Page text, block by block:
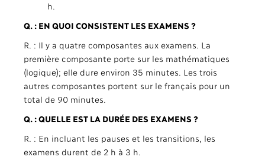
h.
Q. : EN QUOI CONSISTENT LES EXAMENS ?
R. : Il y a quatre composantes aux examens. La
première composante porte sur les mathématiques
(logique); elle dure environ 35 minutes. Les trois
autres composantes portent sur le français pour un
total de 90 minutes.
Q. : QUELLE EST LA DURÉE DES EXAMENS ?
R. : En incluant les pauses et les transitions, les
examens durent de 2 h à 3 h.